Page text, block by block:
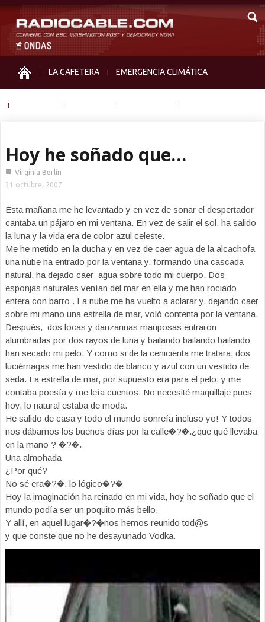
LA CAFETERA EMERGENCIA CLIMÁTICA
Hoy he soñado que…
■ Virginia Berlín
31 octubre, 2007
Esta mañana me he levantado y en vez de sonar el despertador
cantaba un pájaro en mi ventana. En vez de salir el sol, ha salido
la luna y la vida era de color azul celeste.
Me he metido en la ducha y en vez de caer agua de la alcachofa
una nube ha entrado por la ventana y, formando una cascada
natural, ha dejado caer agua sobre todo mi cuerpo. Dos
esponjas naturales venían del mar en ella y me han rociado
entera con barro . La nube me ha vuelto a aclarar y, dejando caer
sobre mi mano una estrella de mar, voló contenta por la ventana.
Después, dos locas y danzarinas mariposas entraron
alumbradas por dos rayos de luna y bailando bailando bailando
han secado mi pelo. Y como si de la cenicienta me tratara, dos
luciérnagas me han vestido de blanco y azul con un vestido de
seda. La estrella de mar, por supuesto era para el pelo, y me
contaba poesía y me leía cuentos. No necesité maquillaje pues
hoy, lo natural estaba de moda.
He salido de casa y todo el mundo sonreía incluso yo! Y todos
nos dábamos los buenos días por la calle�?�.¿que qué llevaba
en la mano ? �?�.
Una almohada
¿Por qué?
No sé era�?�. lo lógico�?�
Hoy la imaginación ha reinado en mi vida, hoy he soñado que el
mundo podía ser un poquito más bello.
Y allí, en aquel lugar�?�nos hemos reunido tod@s
y que conste que no he desayunado Vodka.